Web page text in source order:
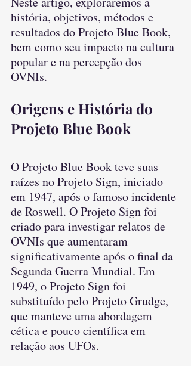
história, objetivos, métodos e
resultados do Projeto Blue Book,
bem como seu impacto na cultura
popular e na percepção dos
OVNIs.
Origens e História do
Projeto Blue Book
O Projeto Blue Book teve suas
raízes no Projeto Sign, iniciado
em 1947, após o famoso incidente
de Roswell. O Projeto Sign foi
criado para investigar relatos de
OVNIs que aumentaram
significativamente após o final da
Segunda Guerra Mundial. Em
1949, o Projeto Sign foi
substituído pelo Projeto Grudge,
que manteve uma abordagem
cética e pouco científica em
relação aos UFOs.